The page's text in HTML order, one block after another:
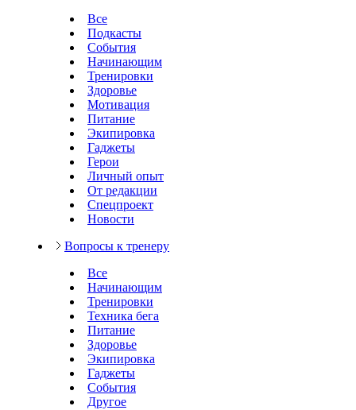
Все
Подкасты
События
Начинающим
Тренировки
Здоровье
Мотивация
Питание
Экипировка
Гаджеты
Герои
Личный опыт
От редакции
Спецпроект
Новости
Вопросы к тренеру
Все
Начинающим
Тренировки
Техника бега
Питание
Здоровье
Экипировка
Гаджеты
События
Другое